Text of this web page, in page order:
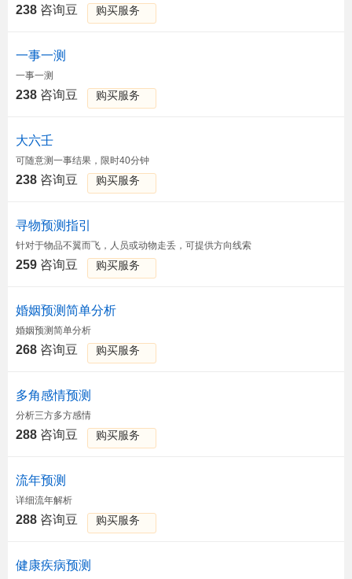
238 咨询豆 购买服务
一事一测
一事一测
238 咨询豆 购买服务
大六壬
可随意测一事结果，限时40分钟
238 咨询豆 购买服务
寻物预测指引
针对于物品不翼而飞，人员或动物走丢，可提供方向线索
259 咨询豆 购买服务
婚姻预测简单分析
婚姻预测简单分析
268 咨询豆 购买服务
多角感情预测
分析三方多方感情
288 咨询豆 购买服务
流年预测
详细流年解析
288 咨询豆 购买服务
健康疾病预测